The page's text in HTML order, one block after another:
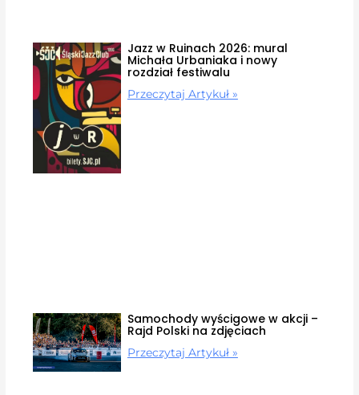
Jazz w Ruinach 2026: mural
Michała Urbaniaka i nowy
rozdział festiwalu
Przeczytaj Artykuł »
Samochody wyścigowe w akcji –
Rajd Polski na zdjęciach
Przeczytaj Artykuł »